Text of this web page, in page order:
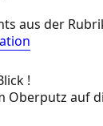
aus der
!
Oberputz auf